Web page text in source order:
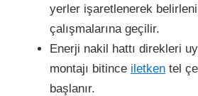
yerler işaretlenerek
çalışmalarına geçilir.
Enerji nakil hattı direkleri
montajı bitince iletken tel
başlanır.